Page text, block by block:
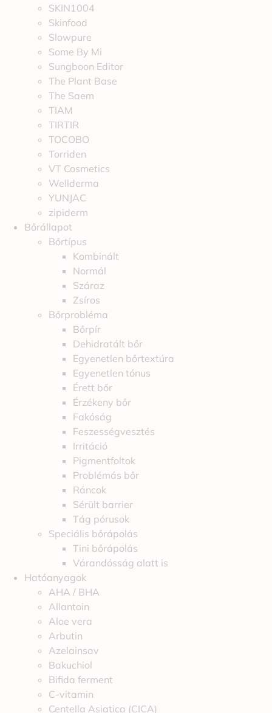
SKIN1004
Skinfood
Slowpure
Some By Mi
Sungboon Editor
The Plant Base
The Saem
TIAM
TIRTIR
TOCOBO
Torriden
VT Cosmetics
Wellderma
YUNJAC
zipiderm
Bőrállapot
Bőrtípus
Kombinált
Normál
Száraz
Zsíros
Bőrprobléma
Bőrpír
Dehidratált bőr
Egyenetlen bőrtextúra
Egyenetlen tónus
Érett bőr
Érzékeny bőr
Fakóság
Feszességvesztés
Irritáció
Pigmentfoltok
Problémás bőr
Ráncok
Sérült barrier
Tág pórusok
Speciális bőrápolás
Tini bőrápolás
Várandósság alatt is
Hatóanyagok
AHA / BHA
Allantoin
Aloe vera
Arbutin
Azelainsav
Bakuchiol
Bifida ferment
C-vitamin
Centella Asiatica (CICA)